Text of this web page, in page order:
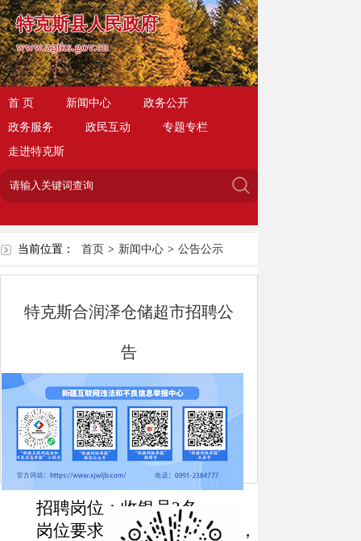
特克斯县人民政府
www.zgtks.gov.cn
首 页 新闻中心
政务公开
政务服务
政民互动
专题专栏
走进特克斯
当前位置： 首页 > 新闻中心 > 公告公示
特克斯合润泽仓储超市招聘公
告
来源：特克斯零距离
日期：2026-05-22
17:05 点击：[ 927 次]
招聘岗位：收银员3名
岗位要求：大专及以上学历，